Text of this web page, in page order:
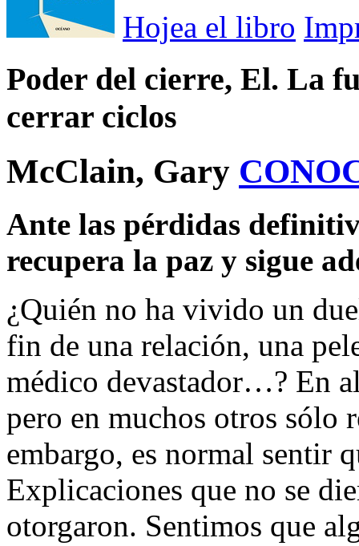
Hojea el libro
Poder del cierre, El. La
cerrar ciclos
McClain, Gary
Ante las pérdidas
recupera la paz y sigue
¿Quién no ha vivido un
fin de una relación, una
médico devastador…? En
pero en muchos otros sólo
embargo, es normal sentir
Explicaciones que no se
otorgaron. Sentimos que